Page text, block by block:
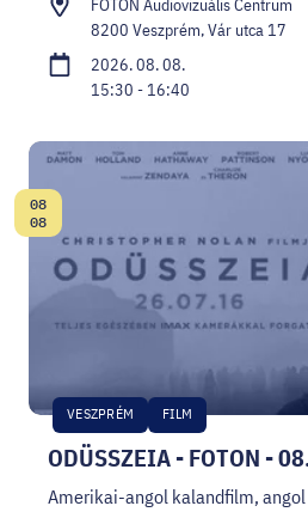
FOTON Audiovizuális Centrum
8200 Veszprém, Vár utca 17
2026. 08. 08.
15:30 - 16:40
ODÜSSZEIA - FOTON -
VESZPRÉM FILM
Dátum:
08
08
Amerikai-angol kalandfilm,